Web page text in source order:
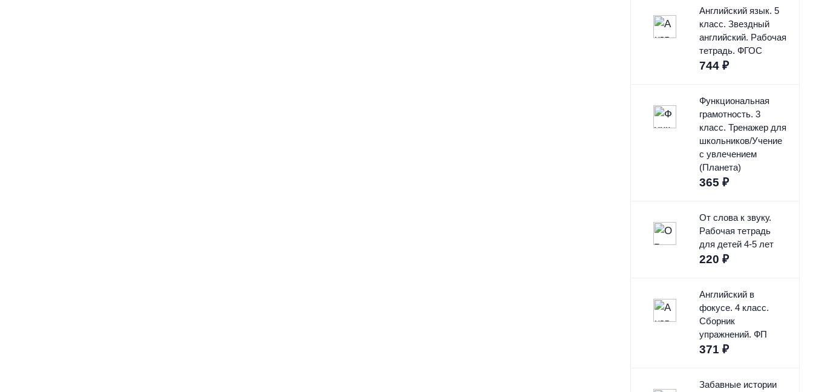
Английский язык. 5
класс. Звездный
английский. Рабочая
тетрадь. ФГОС
744 ₽
Функциональная
грамотность. 3
класс. Тренажер для
школьников/Учение
с увлечением
(Планета)
365 ₽
От слова к звуку.
Рабочая тетрадь
для детей 4-5 лет
220 ₽
Английский в
фокусе. 4 класс.
Сборник
упражнений. ФП
371 ₽
Забавные истории